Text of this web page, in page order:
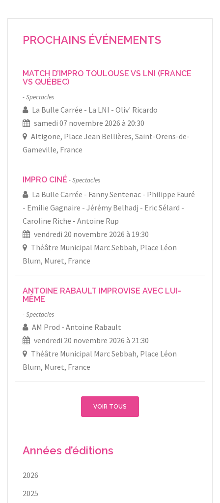
PROCHAINS ÉVÉNEMENTS
MATCH D’IMPRO TOULOUSE VS LNI (FRANCE
VS QUÉBEC)
Spectacles
La Bulle Carrée La LNI
Oliv' Ricardo
samedi 07 novembre 2026 à 20:30
Altigone, Place Jean Bellières, Saint-Orens-de-
Gameville, France
IMPRO CINÉ Spectacles
La Bulle Carrée Fanny Sentenac
Philippe Fauré
Emilie Gagnaire
Jérémy Belhadj
Eric Sélard
Caroline Riche
Antoine Rup
vendredi 20 novembre 2026 à 19:30
Théâtre Municipal Marc Sebbah, Place Léon
Blum, Muret, France
ANTOINE RABAULT IMPROVISE AVEC LUI-
MÊME
Spectacles
AM Prod
Antoine Rabault
vendredi 20 novembre 2026 à 21:30
Théâtre Municipal Marc Sebbah, Place Léon
Blum, Muret, France
VOIR TOUS
Années d’éditions
2026
2025